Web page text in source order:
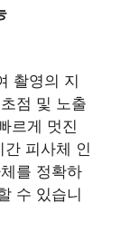
촬영의 지
점 및 노출
르게 멋진
피사체 인
를 정확하
수 있습니